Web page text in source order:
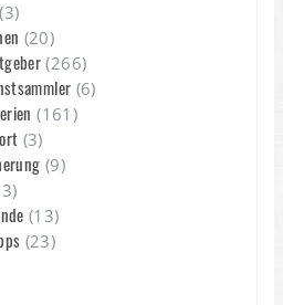
(3)
(20)
(266)
(6)
(161)
(3)
(9)
(13)
(23)